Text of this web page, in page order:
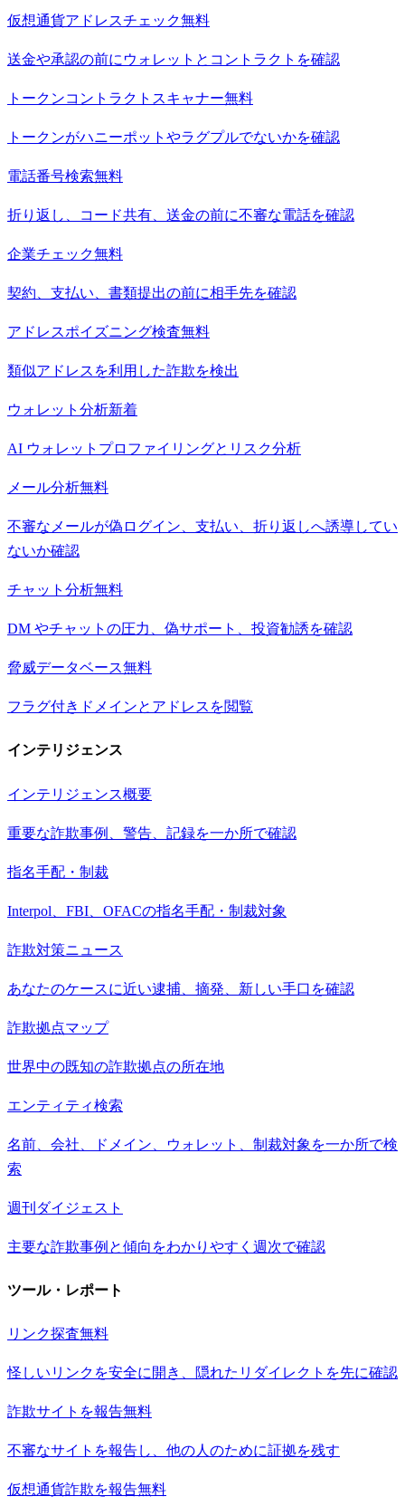
仮想通貨アドレスチェック無料
送金や承認の前にウォレットとコントラクトを確認
トークンコントラクトスキャナー無料
トークンがハニーポットやラグプルでないかを確認
電話番号検索無料
折り返し、コード共有、送金の前に不審な電話を確認
企業チェック無料
契約、支払い、書類提出の前に相手先を確認
アドレスポイズニング検査無料
類似アドレスを利用した詐欺を検出
ウォレット分析新着
AI ウォレットプロファイリングとリスク分析
メール分析無料
不審なメールが偽ログイン、支払い、折り返しへ誘導してい
ないか確認
チャット分析無料
DM やチャットの圧力、偽サポート、投資勧誘を確認
脅威データベース無料
フラグ付きドメインとアドレスを閲覧
インテリジェンス
インテリジェンス概要
重要な詐欺事例、警告、記録を一か所で確認
指名手配・制裁
Interpol、FBI、OFACの指名手配・制裁対象
詐欺対策ニュース
あなたのケースに近い逮捕、摘発、新しい手口を確認
詐欺拠点マップ
世界中の既知の詐欺拠点の所在地
エンティティ検索
名前、会社、ドメイン、ウォレット、制裁対象を一か所で検
索
週刊ダイジェスト
主要な詐欺事例と傾向をわかりやすく週次で確認
ツール・レポート
リンク探査無料
怪しいリンクを安全に開き、隠れたリダイレクトを先に確認
詐欺サイトを報告無料
不審なサイトを報告し、他の人のために証拠を残す
仮想通貨詐欺を報告無料